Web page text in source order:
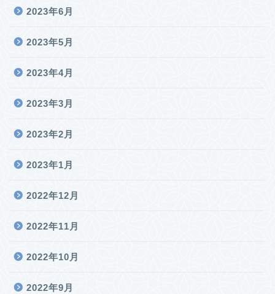
2023年6月
2023年5月
2023年4月
2023年3月
2023年2月
2023年1月
2022年12月
2022年11月
2022年10月
2022年9月